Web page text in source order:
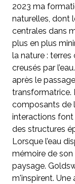
2023 ma
naturelles, dont
centrales dans
plus en plus
la nature : terres
creusés par
après le
transformatrice.
composants de
interactions
des structures
Lorsque l’eau
mémoire de son
paysage.
m'inspirent.